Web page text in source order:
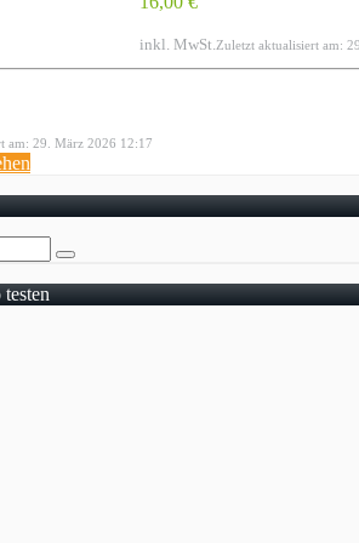
inkl. MwSt. Zuletzt aktualisiert am:
am: 29. März 2026 12:17